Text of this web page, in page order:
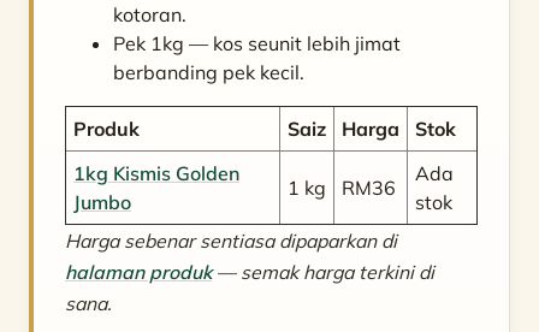
kotoran.
Pek 1kg — kos seunit lebih jimat
berbanding pek kecil.
Produk Saiz Harga
Stok
1kg Kismis Golden
Jumbo
1 kg RM36
Ada
stok
Harga sebenar sentiasa dipaparkan di
halaman produk— semak harga terkini di
sana.